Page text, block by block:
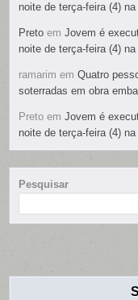
noite de terça-feira (4)
Preto emJovem é
noite de terça-feira (4)
ramarim emQuatro
soterradas em obra
Preto emJovem é
noite de terça-feira (4)
Pesquisar